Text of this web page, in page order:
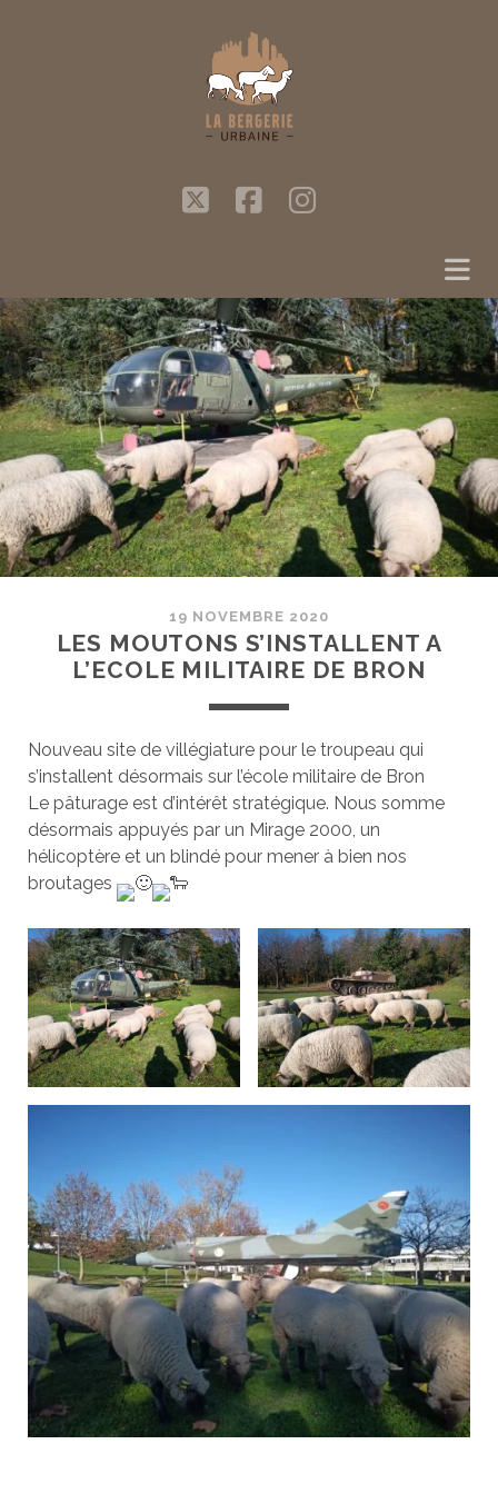
twitterfacebook
instagram
19 NOVEMBRE 2020
LES MOUTONS S’INSTALLENT A
L’ECOLE MILITAIRE DE BRON
Nouveau site de villégiature pour le troupeau qui
s’installent désormais sur l’école militaire de Bron
Le pâturage est d’intérêt stratégique. Nous somme
désormais appuyés par un Mirage 2000, un
hélicoptère et un blindé pour mener à bien nos
broutages